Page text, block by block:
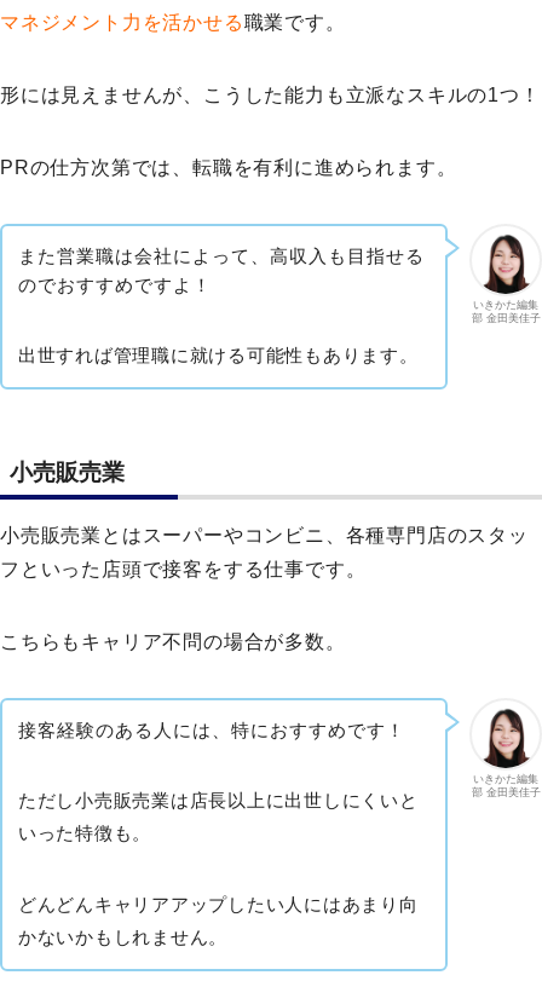
マネジメント力を活かせる職業です。
形には見えませんが、こうした能力も立派なスキルの1つ！
PRの仕方次第では、転職を有利に進められます。
いきかた編集
部 金田美佳子
また営業職は会社によって、高収入も目指せる
のでおすすめですよ！
出世すれば管理職に就ける可能性もあります。
小売販売業
小売販売業とはスーパーやコンビニ、各種専門店のスタッ
フといった店頭で接客をする仕事です。
こちらもキャリア不問の場合が多数。
いきかた編集
部 金田美佳子
接客経験のある人には、特におすすめです！
ただし小売販売業は店長以上に出世しにくいと
いった特徴も。
どんどんキャリアアップしたい人にはあまり向
かないかもしれません。